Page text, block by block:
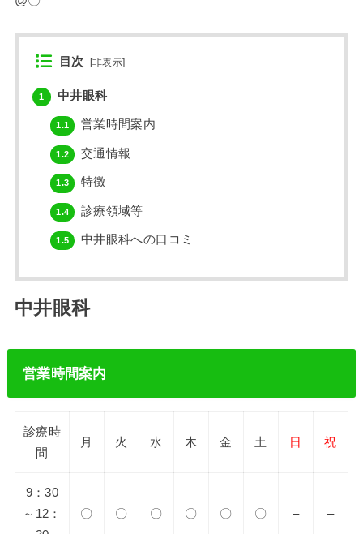
目次 [非表示]
1 中井眼科
1.1 営業時間案内
1.2 交通情報
1.3 特徴
1.4 診療領域等
1.5 中井眼科への口コミ
中井眼科
営業時間案内
診療時
間
月 火 水 木 金 土 日 祝
9：30
～12：
〇 〇 〇 〇 〇 〇 – –